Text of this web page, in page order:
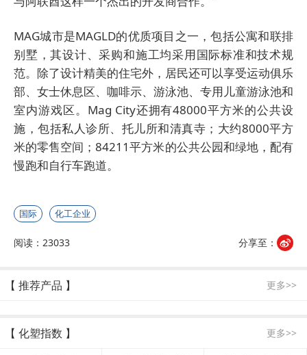
MAG城市是MAGLD的优质项目之一，包括公寓和联排
别墅，其设计、采购和施工均采用国际标准和技术规
范。 除了设计精美的住宅外，居民还可以享受运动俱乐
部、女士休息区、咖啡示、 游泳池、专用儿童游泳池和
室内游戏区。Mag City还拥有48000平方米的公共设
施，包括私人诊所、托儿所和清真寺；大约8000平方
米的零售空间；84211平方米的公共公园和绿地，配有
慢跑和自行车跑道。
国际 化工企业
阅读：23033 分享至：
【 推荐产品 】 更多>>
【 化塑指数 】 更多>>